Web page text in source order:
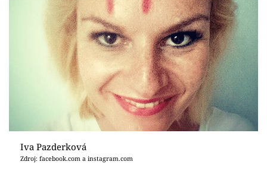
Sex a vztahy
Sledujte prima+
Přihlášení
Iva Pazderková
Zdroj: facebook.com a instagram.com